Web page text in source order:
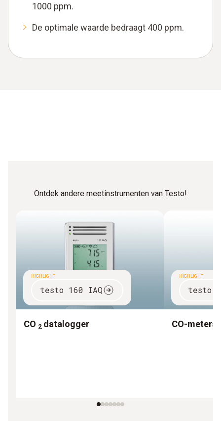
1000 ppm.
De optimale waarde bedraagt 400 ppm.
Ontdek andere meetinstrumenten van Testo!
HIGHLIGHT
testo 160 IAQ
CO 2 datalogger
HIGHLIGHT
testo
CO-meters